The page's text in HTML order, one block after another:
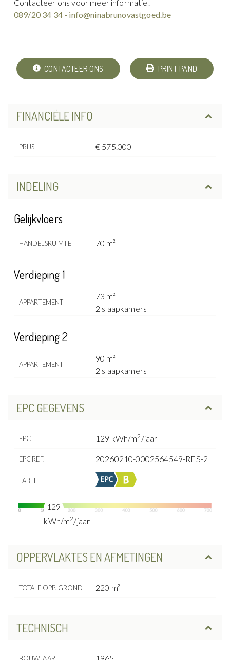
Contacteer ons voor meer informatie!
089/20 34 34 - info@ninabrunovastgoed.be
CONTACTEER ONS PRINT PAND
FINANCIËLE INFO
PRIJS € 575.000
INDELING
Gelijkvloers
HANDELSRUIMTE 70 m²
Verdieping 1
APPARTEMENT
73 m²
2 slaapkamers
Verdieping 2
APPARTEMENT
90 m²
2 slaapkamers
EPC GEGEVENS
EPC 129 kWh/m2 /jaar
EPC REF. 20260210-0002564549-RES-2
LABEL
129
kWh/m2/jaar
OPPERVLAKTES EN AFMETINGEN
TOTALE OPP. GROND 220 m²
TECHNISCH
BOUWJAAR